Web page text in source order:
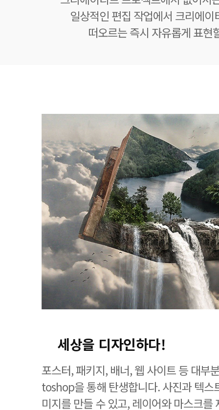
일상적인 편집 작업에서 크리에
떠오르는 즉시 자유롭게 표현
세상을 디자인하다!
포스터, 패키지, 배너, 웹 사이트 등 대부
toshop을 통해 탄생합니다. 사진과 텍스
미지를 만들 수 있고, 레이어와 마스크를